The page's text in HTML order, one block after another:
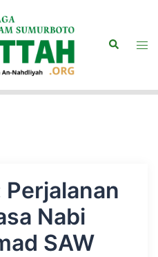
Search
Perjalanan
Nabi
SAW